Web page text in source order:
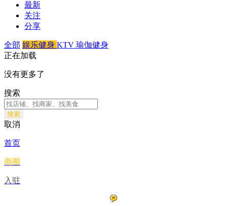
最新
关注
分享
全部 娱乐健身 KTV 瑜伽健身
正在加载
没有更多了
搜索
搜索
取消
首页
商圈
入驻